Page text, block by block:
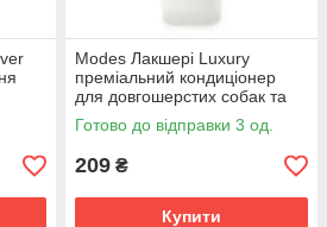
Modes Лакшері Luxury
преміальний кондиціонер
для довгошерстих собак та
котів 250 мл Модес догляд і
об'єм шерсті
Готово до відправки 3 од.
209 ₴
Купити